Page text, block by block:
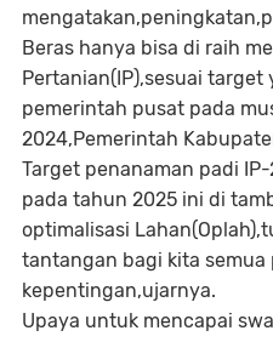
Beras hanya bisa di raih
Pertanian(IP),sesuai target
pemerintah pusat pada
2024,Pemerintah
Target penanaman padi
pada tahun 2025 ini di
optimalisasi
tantangan bagi kita semua
kepentingan,ujarnya.
Upaya untuk mencapai